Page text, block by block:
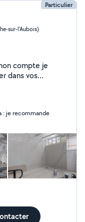
Particulier
sur-l'Aubois)
compte je
dans vos
propre et
Très professionnel , ponctuel et super sympa : je recommande